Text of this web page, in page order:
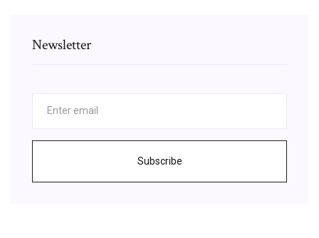
Newsletter
Subscribe